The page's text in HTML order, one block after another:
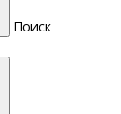
Поиск